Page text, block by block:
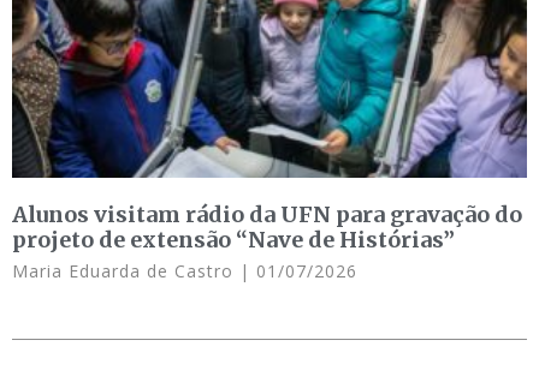
Alunos visitam rádio da UFN para gravação do
projeto de extensão “Nave de Histórias”
Maria Eduarda de Castro 01/07/2026